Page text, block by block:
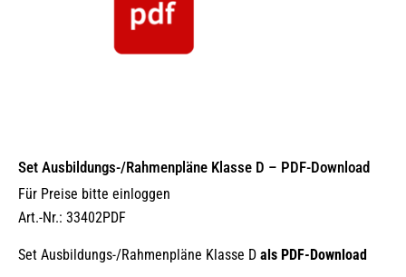
Set Ausbildungs-/Rahmenpläne Klasse D – PDF-Download
Für Preise bitte einloggen
Art.-Nr.: 33402PDF
Set Ausbildungs-/Rahmenpläne Klasse D als PDF-Download